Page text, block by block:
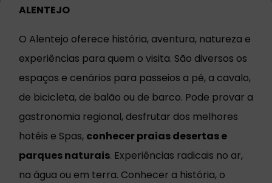
ALENTEJO
O Alentejo oferece história, aventura, natureza e
experiências para quem o visita. São diversos os
espaços e cenários para passeios a pé, a cavalo,
de bicicleta, de balão ou de barco. Pode provar a
gastronomia regional, desfrutar dos melhores
hotéis e Spas, conhecer praias desertas e
parques naturais. Experiências radicais no ar,
na água ou em terra. Conhecer a história, o